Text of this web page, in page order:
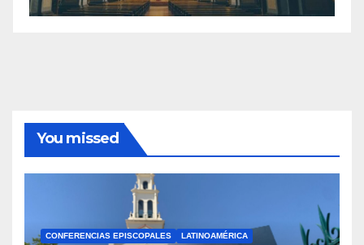
You missed
CONFERENCIAS EPISCOPALES LATINOAMÉRICA